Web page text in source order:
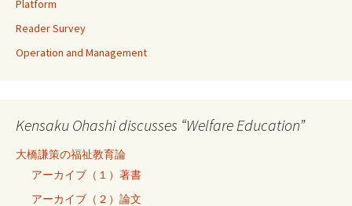
Platform
Reader Survey
Operation and Management
Kensaku Ohashi discusses “Welfare Education”
大橋謙策の福祉教育論
アーカイブ（１）著書
アーカイブ（２）論文